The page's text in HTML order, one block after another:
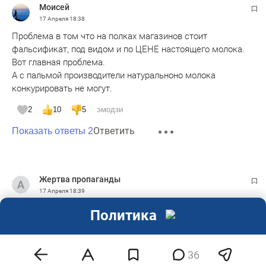
Moисeй
17 Апреля18:38
Проблема в том что на полках магазинов стоит
фальсификат, под видом и по ЦЕНЕ настоящего молока.
Вот главная проблема.
А с пальмой производители натуральноно молока
конкурировать не могут.
2 10 5 эмодзи
Показать ответы 2Ответить
Жертва пропаганды
17 Апреля18:39
Вроде не бездельники и могли бы жить (как у Христа за
пазухой) что не так с этим народом (населением)?
Ответить
36
Политика